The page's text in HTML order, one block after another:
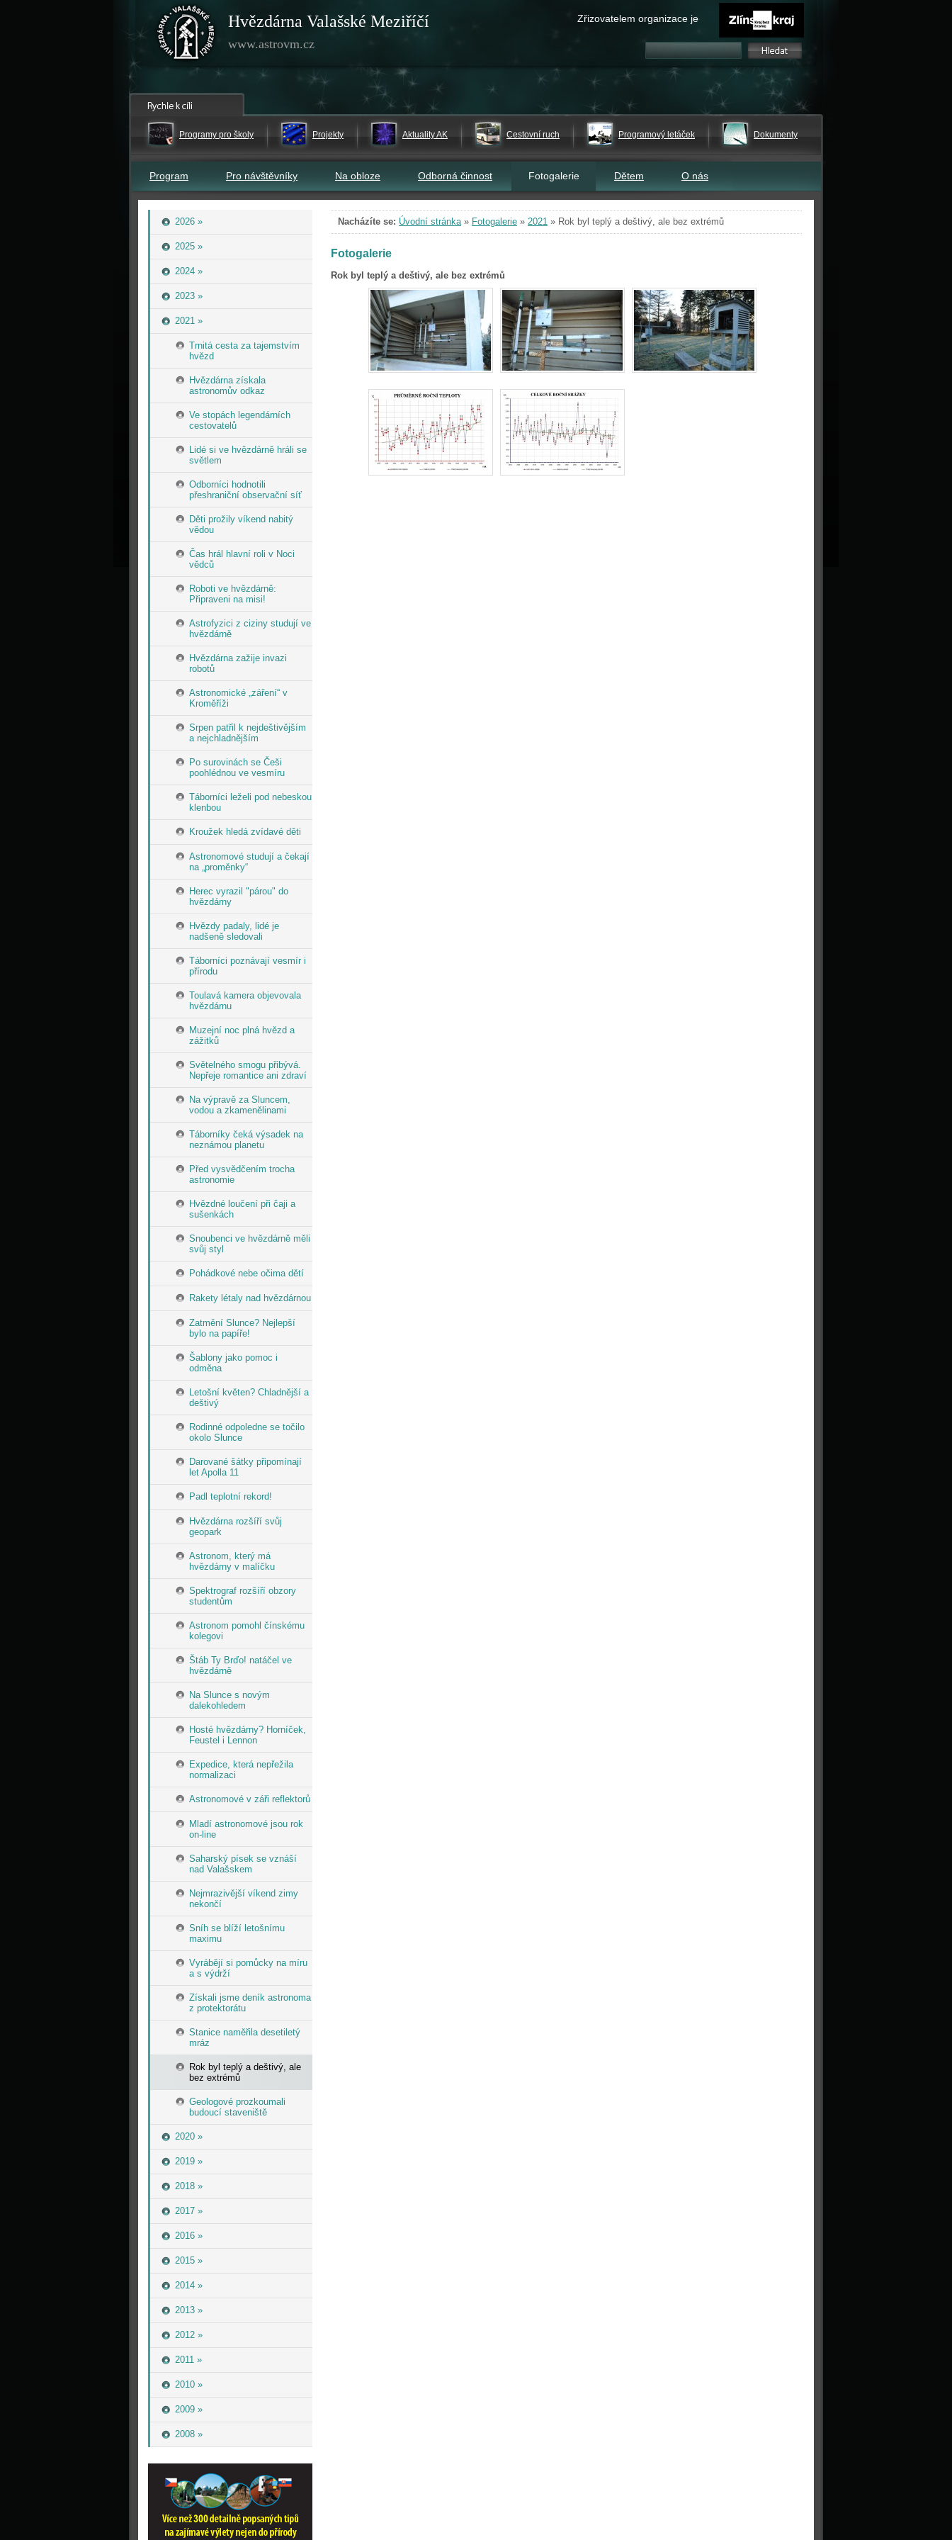
Hvězdárna Valašské Meziříčí
www.astrovm.cz
Zřizovatelem organizace je
Programy pro školy Projekty Aktuality AK Cestovní ruch Programový letáček Dokumenty
Program Pro návštěvníky Na obloze Odborná činnost Fotogalerie Dětem O nás
2026 »
2025 »
2024 »
2023 »
2021 »
Trnitá cesta za tajemstvím
hvězd
Hvězdárna získala
astronomův odkaz
Ve stopách legendárních
cestovatelů
Lidé si ve hvězdárně hráli se
světlem
Odborníci hodnotili
přeshraniční observační síť
Děti prožily víkend nabitý
vědou
Čas hrál hlavní roli v Noci
vědců
Roboti ve hvězdárně:
Připraveni na misi!
Astrofyzici z ciziny studují ve
hvězdárně
Hvězdárna zažije invazi
robotů
Astronomické „záření“ v
Kroměříži
Srpen patřil k nejdeštivějším
a nejchladnějším
Po surovinách se Češi
poohlédnou ve vesmíru
Táborníci leželi pod nebeskou
klenbou
Kroužek hledá zvídavé děti
Astronomové studují a čekají
na „proměnky“
Herec vyrazil "párou" do
hvězdárny
Hvězdy padaly, lidé je
nadšeně sledovali
Táborníci poznávají vesmír i
přírodu
Toulavá kamera objevovala
hvězdárnu
Muzejní noc plná hvězd a
zážitků
Světelného smogu přibývá.
Nepřeje romantice ani zdraví
Na výpravě za Sluncem,
vodou a zkamenělinami
Táborníky čeká výsadek na
neznámou planetu
Před vysvědčením trocha
astronomie
Hvězdné loučení při čaji a
sušenkách
Snoubenci ve hvězdárně měli
svůj styl
Pohádkové nebe očima dětí
Rakety létaly nad hvězdárnou
Zatmění Slunce? Nejlepší
bylo na papíře!
Šablony jako pomoc i
odměna
Letošní květen? Chladnější a
deštivý
Rodinné odpoledne se točilo
okolo Slunce
Darované šátky připomínají
let Apolla 11
Padl teplotní rekord!
Hvězdárna rozšíří svůj
geopark
Astronom, který má
hvězdárny v malíčku
Spektrograf rozšíří obzory
studentům
Astronom pomohl čínskému
kolegovi
Štáb Ty Brďo! natáčel ve
hvězdárně
Na Slunce s novým
dalekohledem
Hosté hvězdárny? Horníček,
Feustel i Lennon
Expedice, která nepřežila
normalizaci
Astronomové v záři reflektorů
Mladí astronomové jsou rok
on-line
Saharský písek se vznáší
nad Valašskem
Nejmrazivější víkend zimy
nekončí
Sníh se blíží letošnímu
maximu
Vyrábějí si pomůcky na míru
a s výdrží
Získali jsme deník astronoma
z protektorátu
Stanice naměřila desetiletý
mráz
Rok byl teplý a deštivý, ale
bez extrémů
Geologové prozkoumali
budoucí staveniště
2020 »
2019 »
2018 »
2017 »
2016 »
2015 »
2014 »
2013 »
2012 »
2011 »
2010 »
2009 »
2008 »
Nacházíte se: Úvodní stránka» Fotogalerie » 2021 » Rok byl teplý a deštivý, ale bez extrémů
Fotogalerie
Rok byl teplý a deštivý, ale bez extrémů